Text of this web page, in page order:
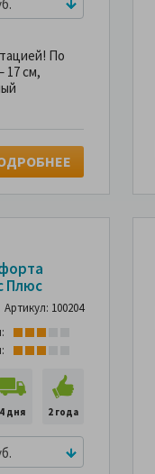
По
17 см,
Плюс
Артикул: 100204
4 дня 2 года